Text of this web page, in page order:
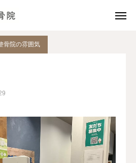
・クロス整骨院の雰囲気
骨院の雰囲気